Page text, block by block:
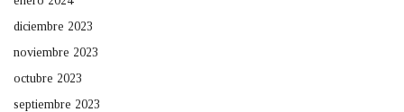
diciembre 2023
noviembre 2023
octubre 2023
septiembre 2023